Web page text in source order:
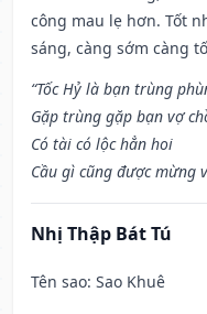
công mau lẹ hơn. Tốt
sáng, càng sớm càng
“Tốc Hỷ là bạn trùng
Gặp trùng gặp bạn vợ
Có tài có lộc hẳn hoi
Cầu gì cũng được mừng
Nhị Thập Bát Tú
Tên sao: Sao Khuê